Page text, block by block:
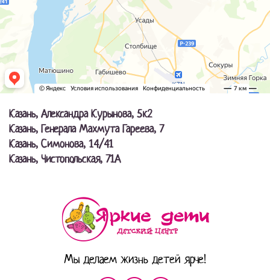
Казань, Александра Курынова, 5к2
Казань, Генерала Махмута Гареева, 7
Казань, Симонова, 14/41
Казань, Чистопольская, 71А
Мы делаем жизнь детей ярче!